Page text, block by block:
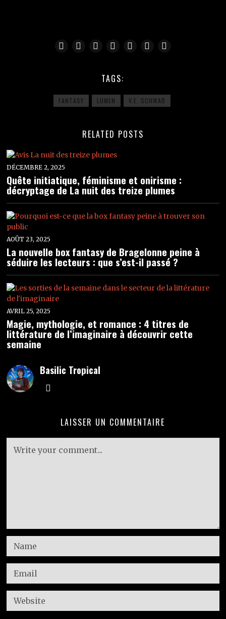
TAGS:
FANTASY LUMEN V.E. SCHWAB
RELATED POSTS
DÉCEMBRE 2, 2025
Quête initiatique, féminisme et onirisme :
décryptage de La nuit des treize plumes
AOÛT 23, 2025
La nouvelle box fantasy de Bragelonne peine à
séduire les lecteurs : que s’est-il passé ?
AVRIL 25, 2025
Magie, mythologie, et romance : 4 titres de
littérature de l’imaginaire à découvrir cette
semaine
Basilic Tropical
LAISSER UN COMMENTAIRE